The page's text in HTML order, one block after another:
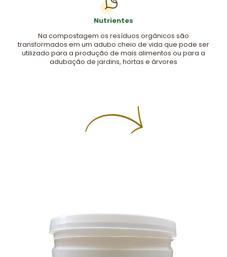
Nutrientes
Na compostagem os resíduos orgânicos são
transformados em um adubo cheio de vida que pode ser
utilizado para a produção de mais alimentos ou para a
adubação de jardins, hortas e árvores